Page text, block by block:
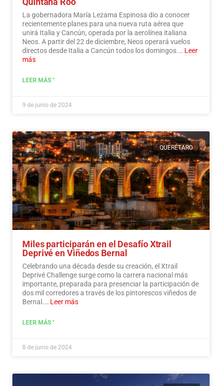
La gobernadora María Lezama Espinosa dio a conocer
recientemente planes para una nueva ruta aérea que
unirá Italia y Cancún, operada por la aerolínea italiana
Neos. A partir del 22 de diciembre, Neos operará vuelos
directos desde Italia a Cancún todos los domingos.… Leer
más
LEER MÁS "
9 de junio de 2024
QUERÉTARO
Miles participarán en el Desafío Xtrail
Deprivé en Viñedos Bernal
Celebrando una década desde su creación, el Xtrail
Deprivé Challenge surge como la carrera nacional más
importante, preparada para presenciar la participación de
dos mil corredores a través de los pintorescos viñedos de
Bernal.… Leer más
LEER MÁS "
8 de junio de 2024